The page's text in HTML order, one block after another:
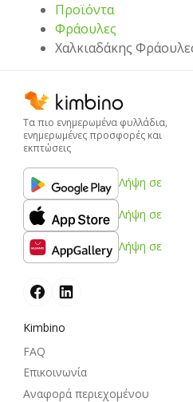
Προϊόντα
Φράουλες
Χαλκιαδάκης
Τα πιο ενημερωμένα φυλλάδια,
ενημερωμένες προσφορές και
εκπτώσεις
Λήψη σε
Λήψη σε
Λήψη σε
Kimbino
FAQ
Επικοινωνία
Αναφορά περιεχομένου